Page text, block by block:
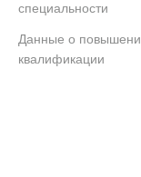
специальности
Данные о
квалификации